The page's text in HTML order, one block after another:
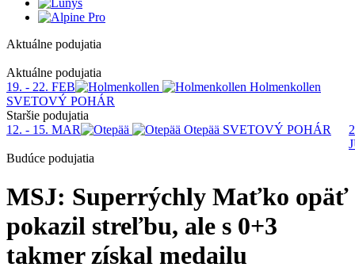
Aktuálne podujatia
Aktuálne podujatia
19. - 22. FEB
Holmenkollen
SVETOVÝ POHÁR
Staršie podujatia
12. - 15. MAR
Otepää SVETOVÝ POHÁR
Budúce podujatia
MSJ: Superrýchly Maťko opäť
pokazil streľbu, ale s 0+3
takmer získal medailu